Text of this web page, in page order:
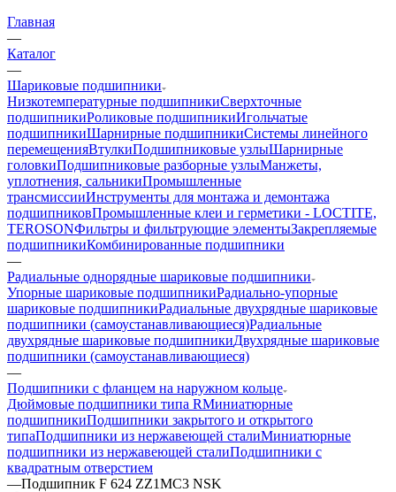
Главная
—
Каталог
—
Шариковые подшипники
Низкотемпературные подшипникиСверхточные
подшипникиРоликовые подшипникиИгольчатые
подшипникиШарнирные подшипникиСистемы линейного
перемещенияВтулкиПодшипниковые узлыШарнирные
головкиПодшипниковые разборные узлыМанжеты,
уплотнения, сальникиПромышленные
трансмиссииИнструменты для монтажа и демонтажа
подшипниковПромышленные клеи и герметики - LOCTITE,
TEROSONФильтры и фильтрующие элементыЗакрепляемые
подшипникиКомбинированные подшипники
—
Радиальные однорядные шариковые подшипники
Упорные шариковые подшипникиРадиально-упорные
шариковые подшипникиРадиальные двухрядные шариковые
подшипники (самоустанавливающиеся)Радиальные
двухрядные шариковые подшипникиДвухрядные шариковые
подшипники (самоустанавливающиеся)
—
Подшипники с фланцем на наружном кольце
Дюймовые подшипники типа RМиниатюрные
подшипникиПодшипники закрытого и открытого
типаПодшипники из нержавеющей сталиМиниатюрные
подшипники из нержавеющей сталиПодшипники с
квадратным отверстием
—Подшипник F 624 ZZ1MC3 NSK